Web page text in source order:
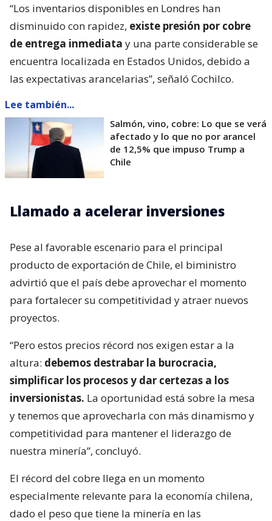
“Los inventarios disponibles en Londres han
disminuido con rapidez, existe presión por cobre
de entrega inmediata y una parte considerable se
encuentra localizada en Estados Unidos, debido a
las expectativas arancelarias”, señaló Cochilco.
Lee también...
Salmón, vino, cobre: Lo que se verá
afectado y lo que no por arancel
de 12,5% que impuso Trump a
Chile
Llamado a acelerar inversiones
Pese al favorable escenario para el principal
producto de exportación de Chile, el biministro
advirtió que el país debe aprovechar el momento
para fortalecer su competitividad y atraer nuevos
proyectos.
“Pero estos precios récord nos exigen estar a la
altura: debemos destrabar la burocracia,
simplificar los procesos y dar certezas a los
inversionistas. La oportunidad está sobre la mesa
y tenemos que aprovecharla con más dinamismo y
competitividad para mantener el liderazgo de
nuestra minería”, concluyó.
El récord del cobre llega en un momento
especialmente relevante para la economía chilena,
dado el peso que tiene la minería en las